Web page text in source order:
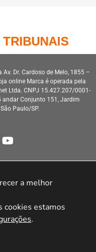
Dr. Cardoso de Melo, 1855 –
online Marca é operada pela
Ltda. CNPJ 15.427.207/0001-
andar Conjunto 151, Jardim
Paulo/SP.
a melhor
cookies estamos
.